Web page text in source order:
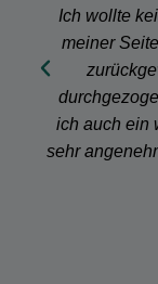
Ich wollte
meiner
ich auch ein
sehr